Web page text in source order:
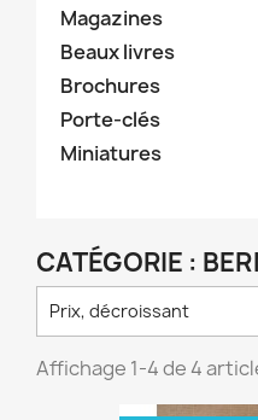
Magazines
Beaux livres
Brochures
Porte-clés
Miniatures
CATÉGORIE :
Prix, décroissant
Affichage 1-4 de 4